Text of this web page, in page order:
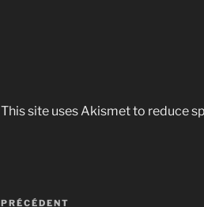
This site uses Akismet to reduce
Navigation
PRÉCÉDENT